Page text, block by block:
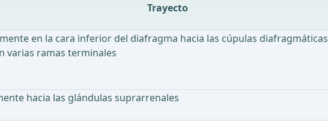
Trayecto
en la cara inferior del diafragma hacia las cúpulas diafragmáticas
varias ramas terminales
hacia las glándulas suprarrenales